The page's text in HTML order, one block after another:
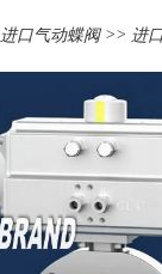
进口气动蝶阀>> 进